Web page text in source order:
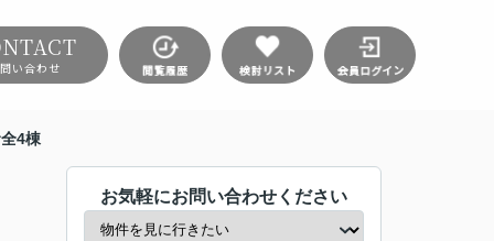
い合わせ
4棟
お気軽にお問い合わせください